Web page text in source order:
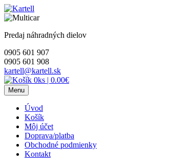
Skip
to
Predaj náhradných dielov
0905 601 907
0905 601 908
kartell@kartell.sk
0ks | 0.00€
Menu
Úvod
Košík
Môj účet
Doprava/platba
Obchodné podmienky
Kontakt